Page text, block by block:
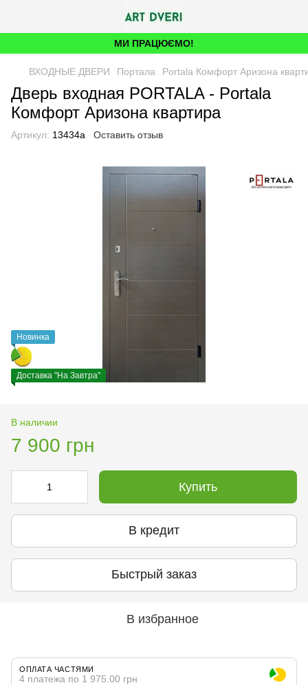
МИ ПРАЦЮЄМО!
ВХОДНЫЕ ДВЕРИ Портала Portala Комфорт Аризона
Дверь входная PORTALA - Portala
Комфорт Аризона квартира
Артикул: 13434а Оставить отзыв
Новинка
Доставка "На Завтра"
В наличии
7 900 грн
Купить
В кредит
Быстрый заказ
В избранное
ОПЛАТА ЧАСТЯМИ
4 платежа по 1 975.00 грн